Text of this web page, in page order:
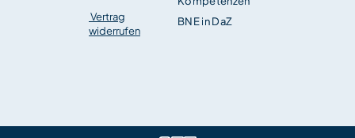
BNE in DaZ
Vertrag
widerrufen